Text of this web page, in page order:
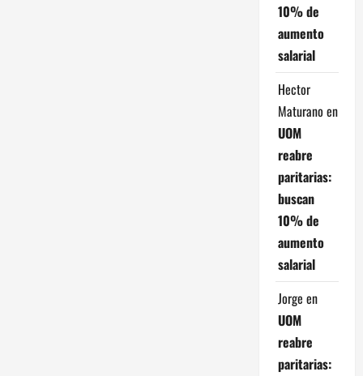
10% de
aumento
salarial
Hector
Maturano en
UOM
reabre
paritarias:
buscan
10% de
aumento
salarial
Jorge en
UOM
reabre
paritarias: